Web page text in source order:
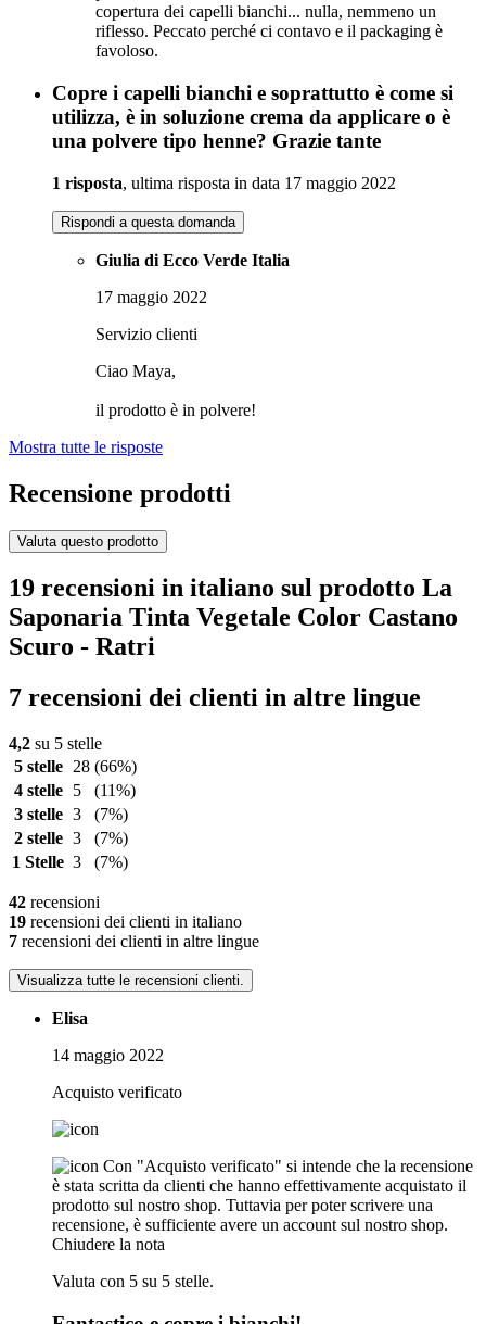
copertura dei capelli bianchi... nulla, nemmeno un
riflesso. Peccato perché ci contavo e il packaging è
favoloso.
Copre i capelli bianchi e soprattutto è come si
utilizza, è in soluzione crema da applicare o è
una polvere tipo henne? Grazie tante
1 risposta, ultima risposta in data 17 maggio 2022
Rispondi a questa domanda
Giulia di Ecco Verde Italia
17 maggio 2022
Servizio clienti
Ciao Maya,
il prodotto è in polvere!
Mostra tutte le risposte
Recensione prodotti
Valuta questo prodotto
19 recensioni in italiano sul prodotto La
Saponaria Tinta Vegetale Color Castano
Scuro - Ratri
7 recensioni dei clienti in altre lingue
4,2 su 5 stelle
5 stelle
28 (66%)
4 stelle
5
(11%)
3 stelle 3
(7%)
2 stelle 3
(7%)
1 Stelle 3 (7%)
42 recensioni
19 recensioni dei clienti in italiano
7 recensioni dei clienti in altre lingue
Visualizza tutte le recensioni clienti.
Elisa
14 maggio 2022
Acquisto verificato
Con "Acquisto verificato" si intende che la recensione
è stata scritta da clienti che hanno effettivamente acquistato il
prodotto sul nostro shop. Tuttavia per poter scrivere una
recensione, è sufficiente avere un account sul nostro shop.
Chiudere la nota
Valuta con 5 su 5 stelle.